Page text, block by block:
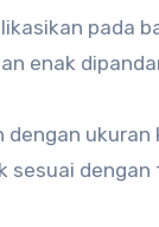
pada
enak
sesuai dengan